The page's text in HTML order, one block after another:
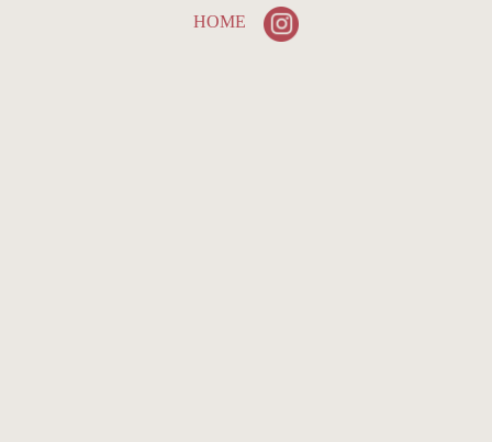
HOME